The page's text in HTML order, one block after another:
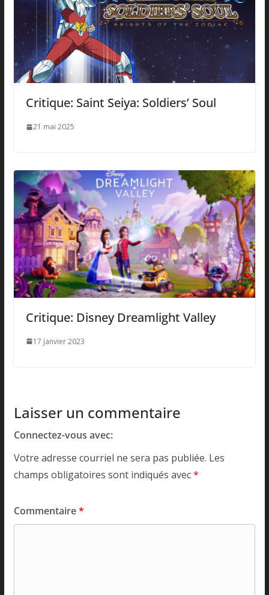
Critique: Saint Seiya: Soldiers’ Soul
21 mai 2025
Critique: Disney Dreamlight Valley
17 janvier 2023
Laisser un commentaire
Connectez-vous avec:
Votre adresse courriel ne sera pas publiée. Les
champs obligatoires sont indiqués avec*
Commentaire*